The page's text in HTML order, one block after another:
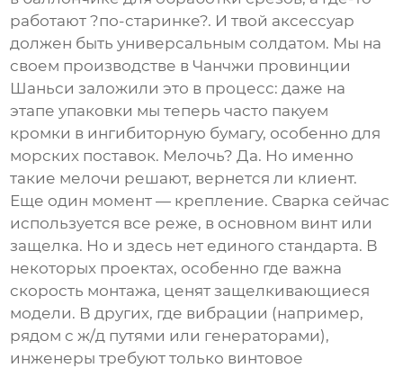
работают ?по-старинке?. И твой аксессуар
должен быть универсальным солдатом. Мы на
своем производстве в Чанчжи провинции
Шаньси заложили это в процесс: даже на
этапе упаковки мы теперь часто пакуем
кромки в ингибиторную бумагу, особенно для
морских поставок. Мелочь? Да. Но именно
такие мелочи решают, вернется ли клиент.
Еще один момент — крепление. Сварка сейчас
используется все реже, в основном винт или
защелка. Но и здесь нет единого стандарта. В
некоторых проектах, особенно где важна
скорость монтажа, ценят защелкивающиеся
модели. В других, где вибрации (например,
рядом с ж/д путями или генераторами),
инженеры требуют только винтовое